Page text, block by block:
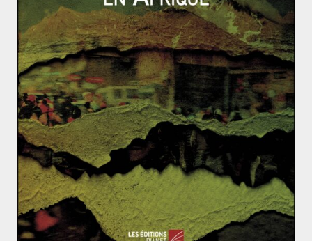
devant son homologue.
Le pays a des cartes à jouer, donc, mais aussi des
atouts à faire valoir. Locomotive de la sous-région, sa
croissance économique «devrait se situer autour du taux
très appréciable de 8 % en 2017, en dépit des fortes
tensions internes et de la baisse des cours du cacao», a
ainsi estiméAlassane Ouattara lors de son allocution
de fin d’année devant ses compatriotes . Si la chute du
cours du cacao de plus de 40 % a grevé les marges de
manœuvre financières de la Côte d’Ivoire, l’économie
ivoirienne «se porte globalement bien, est solide et
résiliente », a encore estimé le président de la première